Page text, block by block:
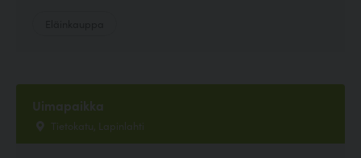
Uimapaikka
Tietokatu, Lapinlahti